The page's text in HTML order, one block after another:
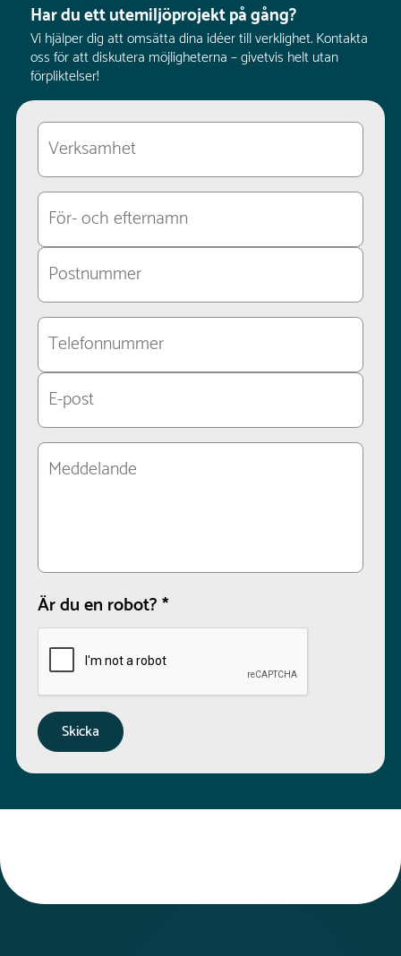
Har du ett utemiljöprojekt på gång?
Vi hjälper dig att omsätta dina idéer till verklighet. Kontakta
oss för att diskutera möjligheterna – givetvis helt utan
förpliktelser!
Är du en robot?*